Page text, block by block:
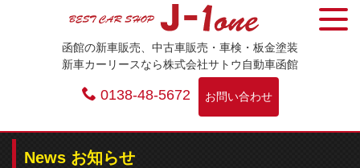
函館の新車販売、中古車販売・車検・板金塗装
新車カーリースなら株式会社サトウ自動車函館
0138-48-5672 お問い合わせ
News お知らせ